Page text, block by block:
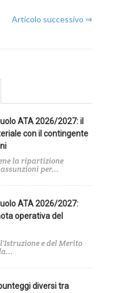
Articolo successivo ⇒
ATA 2026/2027: il
con il contingente
la ripartizione
per...
ATA 2026/2027:
operativa del
e del Merito
diversi tra